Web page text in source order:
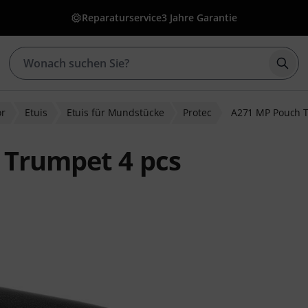
Reparaturservice3 Jahre Garantie
Etuis Etuis für Mundstücke Protec A271 MP Pouch
4 pcs